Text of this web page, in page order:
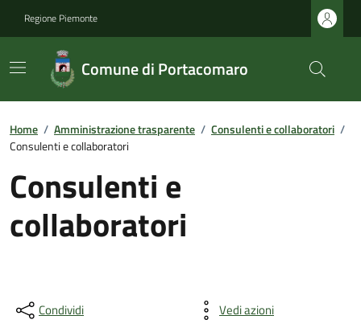
Regione Piemonte
Comune di Portacomaro
Home / Amministrazione trasparente / Consulenti e collaboratori /
Consulenti e collaboratori
Consulenti e
collaboratori
Condividi Vedi azioni